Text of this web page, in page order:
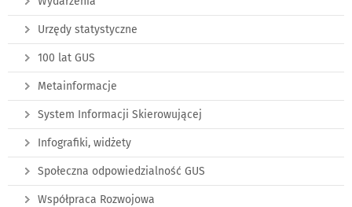
Urzędy statystyczne
100 lat GUS
Metainformacje
System Informacji Skierowującej
Infografiki, widżety
Społeczna odpowiedzialność GUS
Współpraca Rozwojowa